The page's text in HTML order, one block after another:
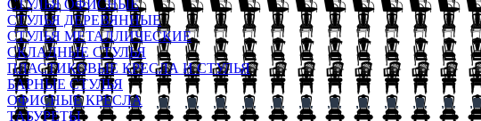
СТУЛЬЯ ОФИСНЫЕ
СТУЛЬЯ ДЕРЕВЯННЫЕ
СТУЛЬЯ МЕТАЛЛИЧЕСКИЕ
СКЛАДНЫЕ СТУЛЬЯ
ПЛАСТИКОВЫЕ КРЕСЛА И СТУЛЬЯ
БАРНЫЕ СТУЛЬЯ
ОФИСНЫЕ КРЕСЛА
ТАБУРЕТЫ